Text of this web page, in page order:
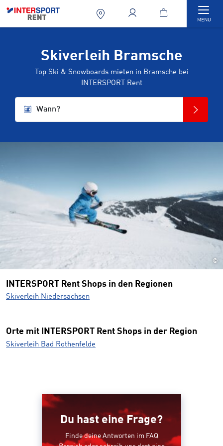
MENU
Skiverleih Bramsche
Top Ski & Snowboards mieten in Bramsche bei
INTERSPORT Rent
Wann?
©
INTERSPORT Rent Shops in den Regionen
Skiverleih Niedersachsen
Orte mit INTERSPORT Rent Shops in der Region
Skiverleih Bad Rothenfelde
Du hast eine Frage?
Finde deine Antworten im FAQ